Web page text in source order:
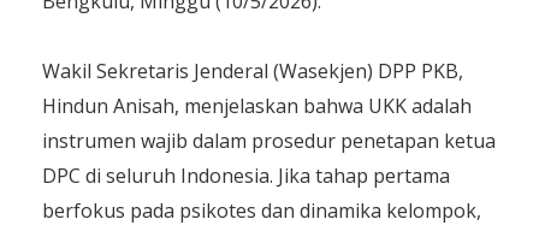
​Wakil Sekretaris Jenderal (Wasekjen) DPP PKB,
Hindun Anisah, menjelaskan bahwa UKK adalah
instrumen wajib dalam prosedur penetapan ketua
DPC di seluruh Indonesia. Jika tahap pertama
berfokus pada psikotes dan dinamika kelompok,